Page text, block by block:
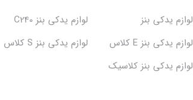
لوازم یدکی بنز
لوازم یدکی بنز C240
لوازم یدکی بنز E کلاس
لوازم یدکی بنز S کلاس
لوازم یدکی بنز کلاسیک